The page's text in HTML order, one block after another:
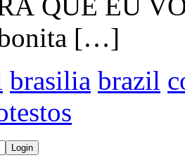
bonita […]
brasilia brazil